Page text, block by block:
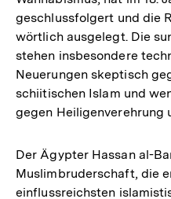
geschlussfolgert und die
wörtlich ausgelegt. Die
stehen insbesondere
Neuerungen skeptisch
schiitischen Islam und
gegen Heiligenverehrung
Der Ägypter Hassan al-
Muslimbruderschaft, die
einflussreichsten